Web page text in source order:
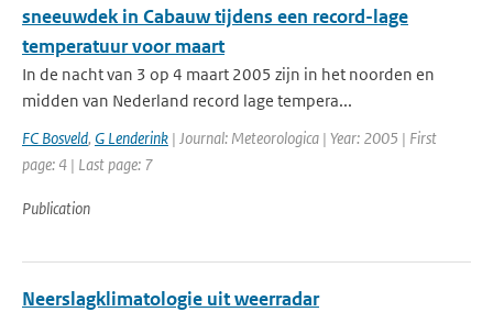
sneeuwdek in Cabauw tijdens een record-lage
temperatuur voor maart
In de nacht van 3 op 4 maart 2005 zijn in het noorden en
midden van Nederland record lage tempera...
FC Bosveld, G Lenderink | Journal: Meteorologica | Year: 2005 | First
page: 4 | Last page: 7
Publication
Neerslagklimatologie uit weerradar